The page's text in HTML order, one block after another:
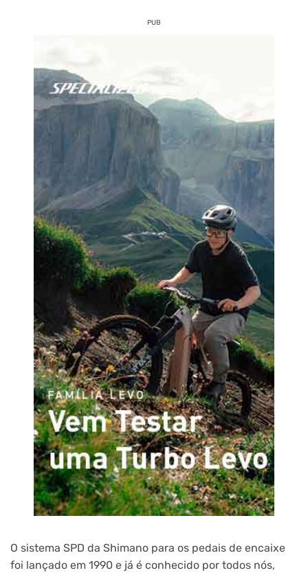
PUB
O sistema SPD da Shimano para os pedais de encaixe
foi lançado em 1990 e já é conhecido por todos nós,